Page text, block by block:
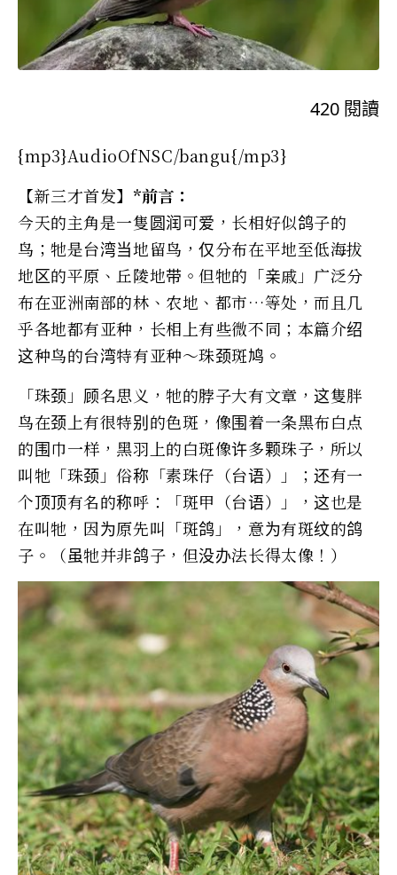
420 閱讀
{mp3}AudioOfNSC/bangu{/mp3}
【新三才首发】 *前言：
今天的主角是一隻圆润可爱，长相好似鸽子的
鸟；牠是台湾当地留鸟，仅分布在平地至低海拔
地区的平原、丘陵地带。但牠的「亲戚」广泛分
布在亚洲南部的林、农地、都市…等处，而且几
乎各地都有亚种，长相上有些微不同；本篇介绍
这种鸟的台湾特有亚种～珠颈斑鸠。
「珠颈」顾名思义，牠的脖子大有文章，这隻胖
鸟在颈上有很特别的色斑，像围着一条黑布白点
的围巾一样，黑羽上的白斑像许多颗珠子，所以
叫牠「珠颈」俗称「素珠仔（台语）」；还有一
个顶顶有名的称呼：「斑甲（台语）」，这也是
在叫牠，因为原先叫「斑鸽」，意为有斑纹的鸽
子。（虽牠并非鸽子，但没办法长得太像！）